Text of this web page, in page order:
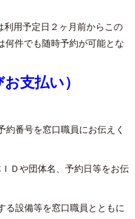
用予定日２ヶ月前からこの
何件でも随時予約が可能とな
支払い）
番号を窓口職員にお伝えく
Ｄや団体名、予約日等をお伝
る設備等を窓口職員とともに